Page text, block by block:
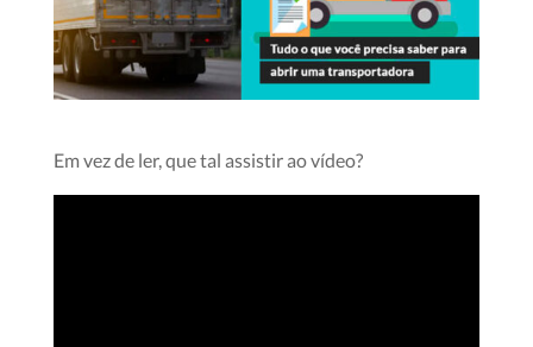
Em vez de ler, que tal assistir ao vídeo?